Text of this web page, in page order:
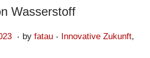
Wasserstoff
2. by fatau . Posted in
Innovative Zukunft,